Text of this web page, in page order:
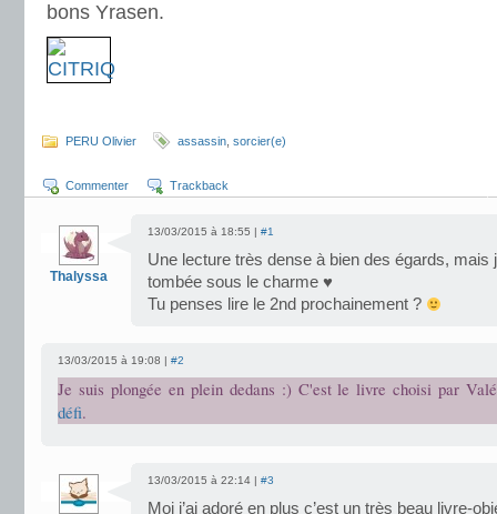
bons Yrasen.
PERU Olivier assassin sorcier(e)
Commenter Trackback
Thalyssa
13/03/2015 à 18:55 | #1
Une lecture très dense à bien des égards, mais
tombée sous le charme ♥
Tu penses lire le 2nd prochainement ?
13/03/2015 à 19:08 | #2
Je suis plongée en plein dedans :) C'est le livre choisi par
défi.
13/03/2015 à 22:14 | #3
Moi j’ai adoré en plus c’est un très beau livre-